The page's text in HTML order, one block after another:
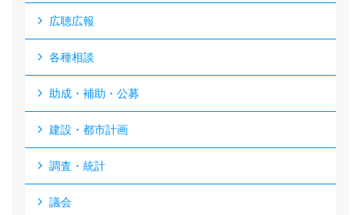
広聴広報
各種相談
助成・補助・公募
建設・都市計画
調査・統計
議会